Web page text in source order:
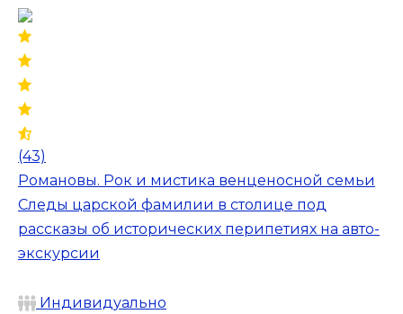
(43)
Романовы. Рок и мистика венценосной семьи
Следы царской фамилии в столице под
рассказы об исторических перипетиях на авто-
экскурсии
Индивидуально